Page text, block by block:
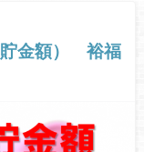
貯金額） 裕福